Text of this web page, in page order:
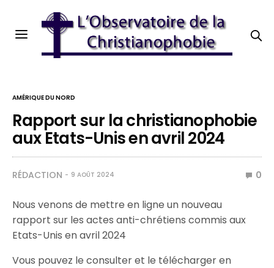
AMÉRIQUE DU NORD
Rapport sur la christianophobie
aux Etats-Unis en avril 2024
RÉDACTION 9 AOÛT 2024 0
Nous venons de mettre en ligne un nouveau
rapport sur les actes anti-chrétiens commis aux
Etats-Unis en avril 2024
Vous pouvez le consulter et le télécharger en